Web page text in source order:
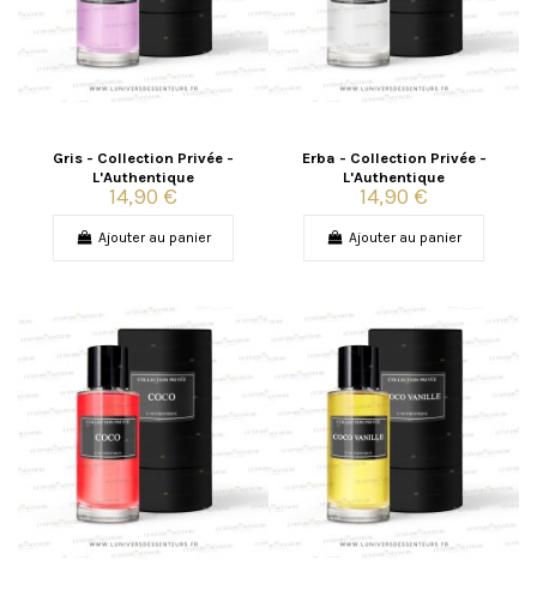
Gris - Collection Privée -
L'Authentique
14,90 €
Ajouter au panier
Erba - Collection Privée -
L'Authentique
14,90 €
Ajouter au panier